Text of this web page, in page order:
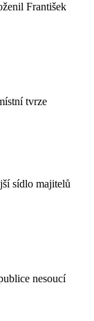
František
tvrze
sídlo majitelů
nesoucí